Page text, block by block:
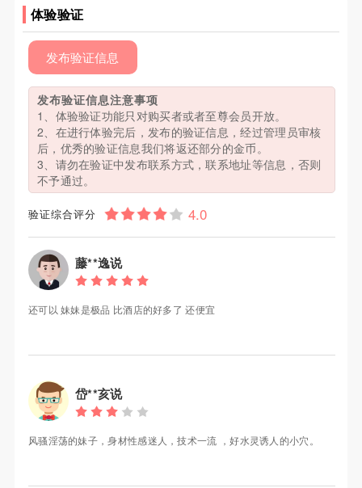
体验验证
发布验证信息
发布验证信息注意事项
1、体验验证功能只对购买者或者至尊会员开放。
2、在进行体验完后，发布的验证信息，经过管理员审核
后，优秀的验证信息我们将返还部分的金币。
3、请勿在验证中发布联系方式，联系地址等信息，否则
不予通过。
验证综合评分
藤**逸说
还可以 妹妹是极品 比酒店的好多了 还便宜
岱**亥说
风骚淫荡的妹子，身材性感迷人，技术一流 ，好水灵诱人的小穴。